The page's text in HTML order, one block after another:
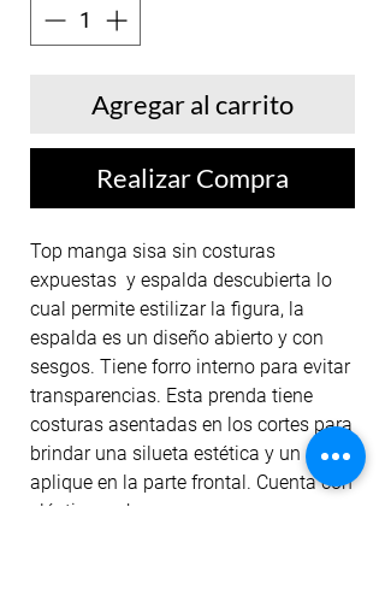
Agregar al carrito
Realizar Compra
Top manga sisa sin costuras
expuestas y espalda descubierta lo
cual permite estilizar la figura, la
espalda es un diseño abierto y con
sesgos. Tiene forro interno para evitar
transparencias. Esta prenda tiene
costuras asentadas en los cortes para
brindar una silueta estética y un sutil
aplique en la parte frontal. Cuenta con
elástico en base para mayor